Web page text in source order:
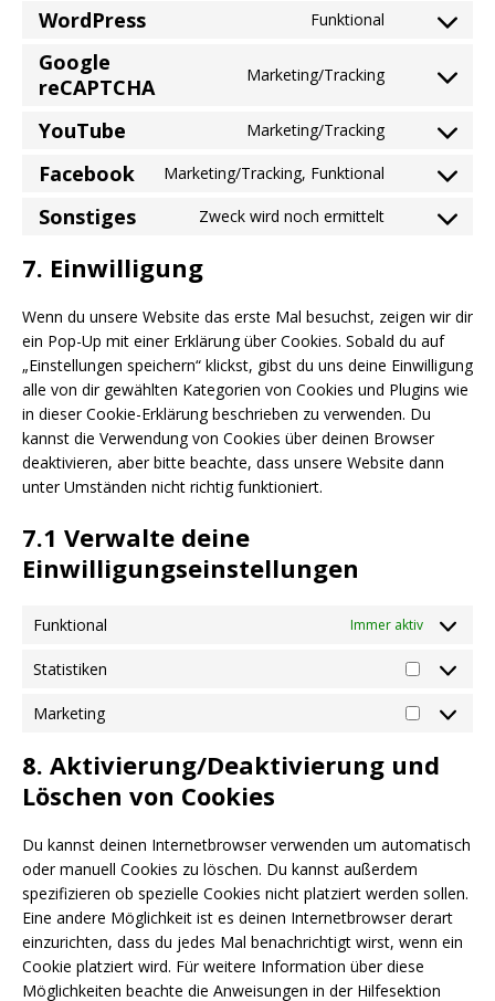
WordPress Funktional
Google
reCAPTCHA
Marketing/Tracking
YouTube Marketing/Tracking
Facebook Marketing/Tracking, Funktional
Sonstiges Zweck wird noch ermittelt
7. Einwilligung
Wenn du unsere Website das erste Mal besuchst, zeigen wir dir
ein Pop-Up mit einer Erklärung über Cookies. Sobald du auf
„Einstellungen speichern“ klickst, gibst du uns deine Einwilligung
alle von dir gewählten Kategorien von Cookies und Plugins wie
in dieser Cookie-Erklärung beschrieben zu verwenden. Du
kannst die Verwendung von Cookies über deinen Browser
deaktivieren, aber bitte beachte, dass unsere Website dann
unter Umständen nicht richtig funktioniert.
7.1 Verwalte deine
Einwilligungseinstellungen
Funktional Immer aktiv
Statistiken
Marketing
8. Aktivierung/Deaktivierung und
Löschen von Cookies
Du kannst deinen Internetbrowser verwenden um automatisch
oder manuell Cookies zu löschen. Du kannst außerdem
spezifizieren ob spezielle Cookies nicht platziert werden sollen.
Eine andere Möglichkeit ist es deinen Internetbrowser derart
einzurichten, dass du jedes Mal benachrichtigt wirst, wenn ein
Cookie platziert wird. Für weitere Information über diese
Möglichkeiten beachte die Anweisungen in der Hilfesektion